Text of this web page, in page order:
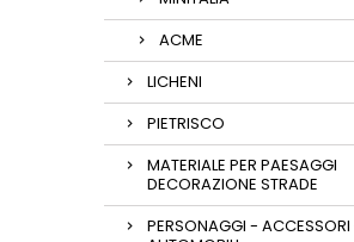
ACME
LICHENI
PIETRISCO
MATERIALE PER PAESAGGI
DECORAZIONE STRADE
PERSONAGGI -